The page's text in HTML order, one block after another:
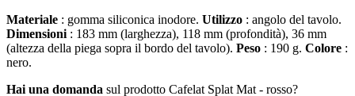
Materiale : gomma siliconica inodore. Utilizzo : angolo del tavolo.
Dimensioni : 183 mm (larghezza), 118 mm (profondità), 36 mm
(altezza della piega sopra il bordo del tavolo). Peso : 190 g. Colore :
nero.
Hai una domanda sul prodotto Cafelat Splat Mat - rosso?